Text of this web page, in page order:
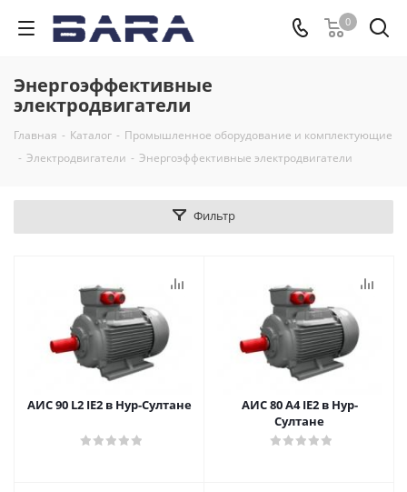
0
Энергоэффективные
электродвигатели
Главная - Каталог - Промышленное оборудование и комплектующие
- Электродвигатели - Энергоэффективные электродвигатели
Фильтр
АИС 90 L2 IE2 в Нур-Султане
АИС 80 А4 IE2 в Нур-
Султане